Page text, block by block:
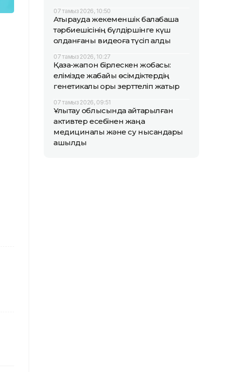
07 тамыз 2026, 10:50
Атырауда жекеменшік балабақша
тәрбиешісінің бүлдіршінге күш
қолданғаны видеоға түсіп қалды
07 тамыз 2026, 10:27
Қазақ-жапон бірлескен жобасы:
елімізде жабайы өсімдіктердің
генетикалық қоры зерттеліп жатыр
07 тамыз 2026, 09:51
Ұлытау облысында қайтарылған
активтер есебінен жаңа
медициналық және су нысандары
ашылды